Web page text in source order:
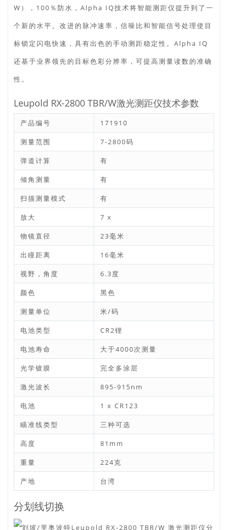
W），100％防水，Alpha IQ技术将智能测距仪提升到了一
个新的水平。改进的脉冲速率，信噪比和智能信号处理使目
标锁定闪电快速，具有出色的手动测距稳定性。Alpha IQ
还基于业界领先的目标色彩分辨率，可提高测量读数的准确
性。
Leupold RX-2800 TBR/W激光测距仪技术参数
产品编号 171910
测量范围 7-2800码
弹道计算 有
倾角测量 有
扫描测量模式 有
放大 7 x
物镜直径 23毫米
出瞳距离 16毫米
视野，角度 6.3度
颜色 黑色
测量单位 米/码
电池类型 CR2锂
电池寿命 大于4000次测量
光学镀膜 完全多涂层
激光波长 895-915nm
电池 1 x CR123
瞄准线类型 三种可选
高度 81mm
重量 224克
产地 台湾
分划线切换